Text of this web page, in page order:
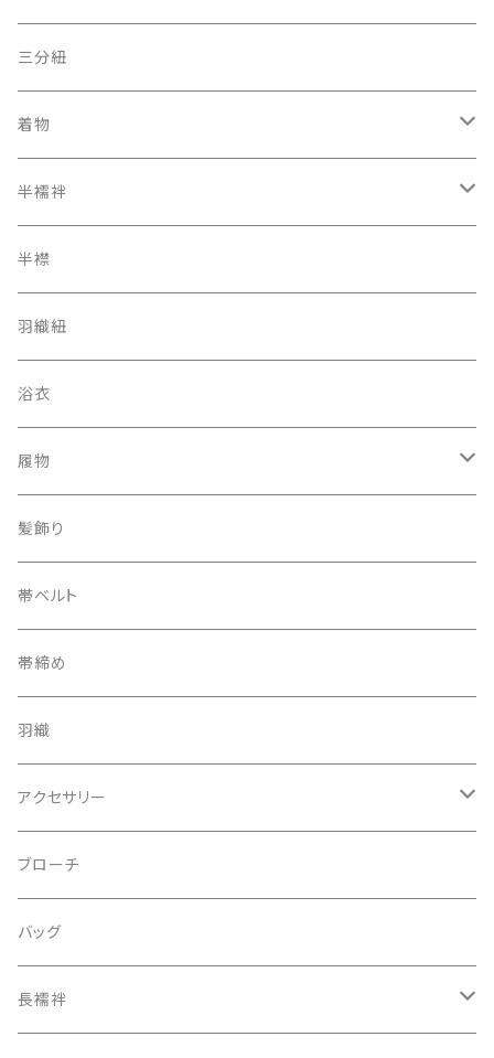
レトロ、アンティーク
レーシーちゃん
その他
三分紐
着物
オリジナルキモノ
アンティーク レトロ
半襦袢
二部式長襦袢
半襟
羽織紐
浴衣
履物
下駄
髪飾り
帯ベルト
帯締め
羽織
アクセサリー
ピアス
指輪
装飾品
ブローチ
バッグ
長襦袢